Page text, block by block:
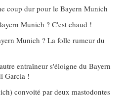
coup dur pour le Bayern Munich
Munich ? C'est chaud !
Munich ? La folle rumeur du
entraîneur s'éloigne du Bayern
Garcia !
convoité par deux mastodontes